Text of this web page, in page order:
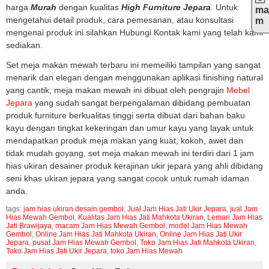
harga Murah dengan kualitas High Furniture Jepara . Untuk
mengetahui detail produk, cara pemesanan, atau konsultasi
mengenai produk ini silahkan Hubungi Kontak kami yang telah kami
sediakan.
Set meja makan mewah terbaru ini memeiliki tampilan yang sangat
menarik dan elegan dengan menggunakan aplikasi finishing natural
yang cantik, meja makan mewah ini dibuat oleh pengrajin Mebel
Jepara yang sudah sangat berpengalaman dibidang pembuatan
produk furniture berkualitas tinggi serta dibuat dari bahan baku
kayu dengan tingkat kekeringan dan umur kayu yang layak untuk
mendapatkan produk meja makan yang kuat, kokoh, awet dan
tidak mudah goyang, set meja makan mewah ini terdiri dari 1 jam
hias ukiran desainer produk kerajinan ukir jepara yang ahli dibidang
seni khas ukiran jepara yang sangat cocok untuk rumah idaman
anda.
tags: jam hias ukiran desain gembol Jual Jam Hias Jati Ukir Jepara jual Jam
Hias Mewah Gembol Kualitas Jam Hias Jati Mahkota Ukiran Lemari Jam Hias
Jati Brawijaya macam Jam Hias Mewah Gembol model Jam Hias Mewah
Gembol Online Jam Hias Jati Mahkota Ukiran Online Jam Hias Jati Ukir
Jepara pusat Jam Hias Mewah Gembol Toko Jam Hias Jati Mahkota Ukiran
Toko Jam Hias Jati Ukir Jepara toko Jam Hias Mewah
m